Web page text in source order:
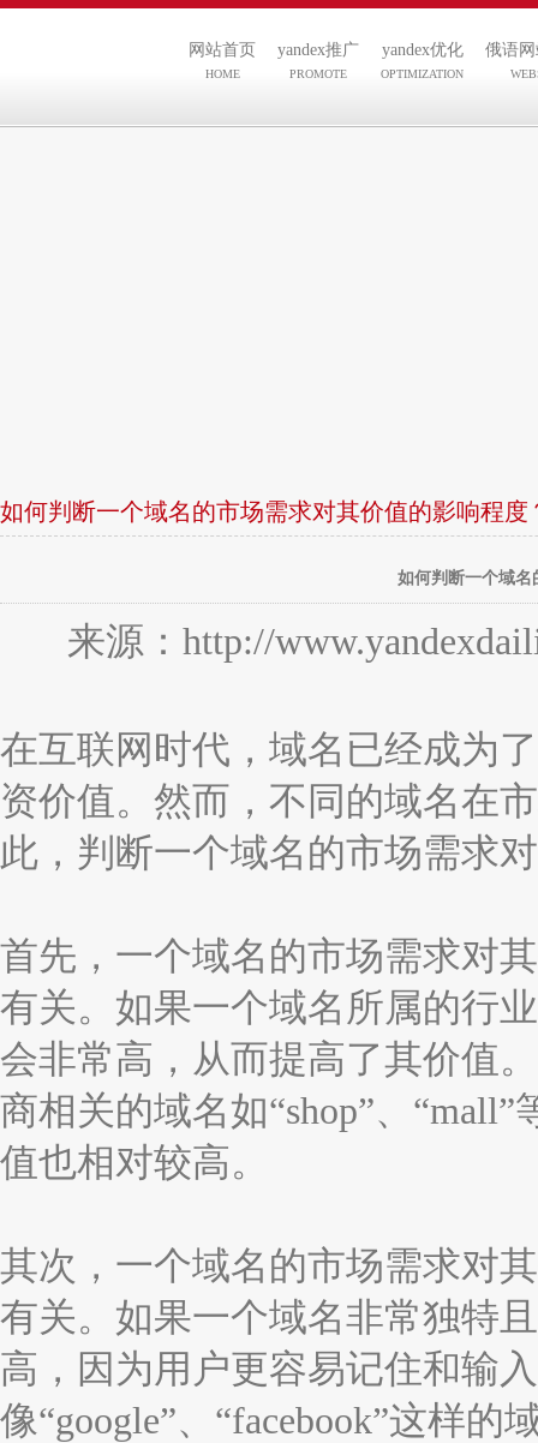
网站首页
HOME
yandex推广
PROMOTE
yandex优化
OPTIMIZATION
俄语
如何判断一个域名的市场需求对其价值的影响程度
如何判断一个域名
来源：http://
在互联网时代，域名已经成为
资价值。然而，不同的域名在
此，判断一个域名的市场需求
首先，一个域名的市场需求对
有关。如果一个域名所属的行
会非常高，从而提高了其价值
商相关的域名如“shop”、
值也相对较高。
其次，一个域名的市场需求对
有关。如果一个域名非常独特
高，因为用户更容易记住和输
像“google”、“facebook”这样